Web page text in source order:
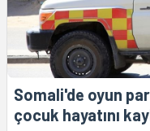
Somali'de oyun
çocuk hayatını